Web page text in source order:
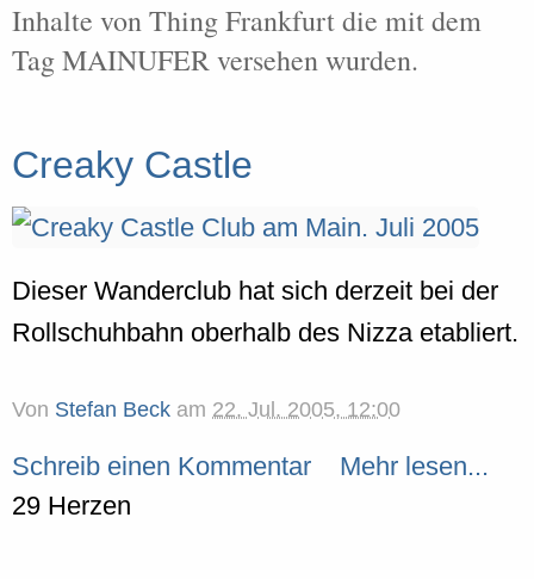
Inhalte von Thing Frankfurt die mit dem
Tag MAINUFER versehen wurden.
Creaky Castle
Dieser Wanderclub hat sich derzeit bei der
Rollschuhbahn oberhalb des Nizza etabliert.
Von Stefan Beck am 22. Jul. 2005, 12:00
Schreib einen Kommentar
Mehr lesen...
29 Herzen